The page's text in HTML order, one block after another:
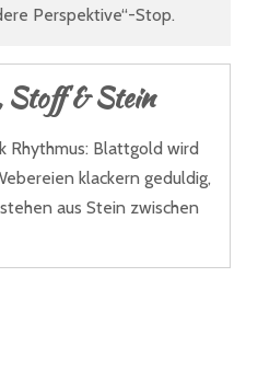
Perspektive“-Stop.
Stoff & Stein
Rhythmus: Blattgold wird
klackern geduldig,
aus Stein zwischen